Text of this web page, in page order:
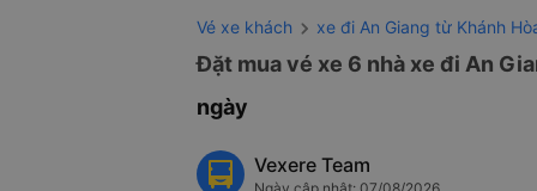
Vé xe khách xe đi An Giang từ Khánh
Đặt mua vé xe 6 nhà xe đi An
ngày
Vexere Team